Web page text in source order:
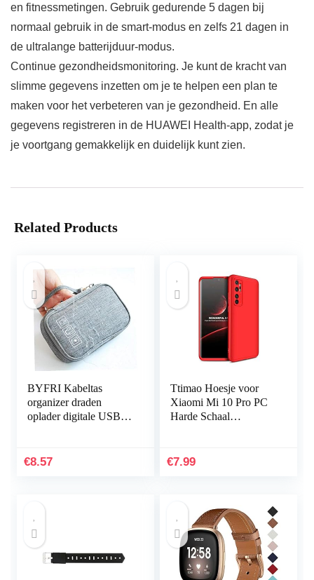
en fitnessmetingen. Gebruik gedurende 5 dagen bij
normaal gebruik in de smart-modus en zelfs 21 dagen in
de ultralange batterijduur-modus.
Continue gezondheidsmonitoring. Je kunt de kracht van
slimme gegevens inzetten om je te helpen een plan te
maken voor het verbeteren van je gezondheid. En alle
gegevens registreren in de HUAWEI Health-app, zodat je
je voortgang gemakkelijk en duidelijk kunt zien.
Related Products
BYFRI Kabeltas
organizer draden
oplader digitale USB
hoofdtelefoondoos
€8.57
Ttimao Hoesje voor
Xiaomi Mi 10 Pro PC
Harde Schaal
Ultradunne Shock
€7.99